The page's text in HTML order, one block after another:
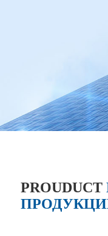
PROUDUCT